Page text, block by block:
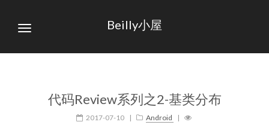
Beilly小屋
代码Review系列之2-基类分布
2017-07-10 | Android |